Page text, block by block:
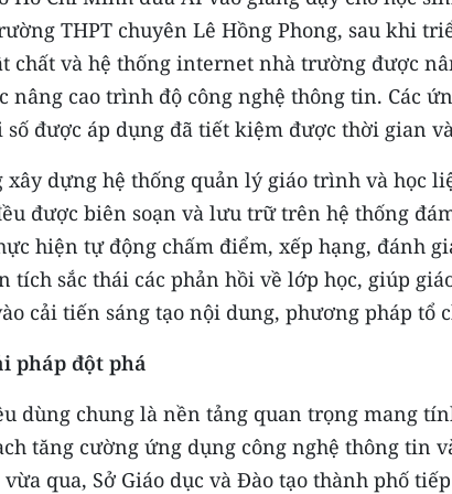
THPT chuyên Lê Hồng Phong, sau khi
chất và hệ thống internet nhà trường được
cao trình độ công nghệ thông tin. Các
được áp dụng đã tiết kiệm được thời gian
dựng hệ thống quản lý giáo trình và học
được biên soạn và lưu trữ trên hệ thống
hiện tự động chấm điểm, xếp hạng, đánh
tích sắc thái các phản hồi về lớp học, giúp
cải tiến sáng tạo nội dung, phương pháp tổ
pháp đột phá
dùng chung là nền tảng quan trọng mang
tăng cường ứng dụng công nghệ thông tin
qua, Sở Giáo dục và Ðào tạo thành phố